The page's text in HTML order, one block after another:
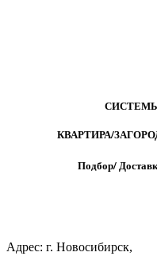
КВАРТИРА/
Подбор/Д
Адрес: г. Новосибирск,